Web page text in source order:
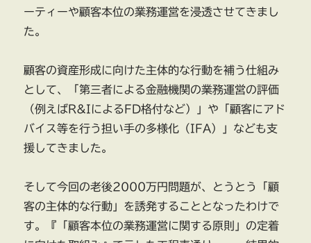
ーティーや顧客本位の業務運営を浸透させてきまし
た。
顧客の資産形成に向けた主体的な行動を補う仕組み
として、「第三者による金融機関の業務運営の評価
（例えばR&IによるFD格付など）」や「顧客にアド
バイス等を行う担い手の多様化（IFA）」なども支
援してきました。
そして今回の老後2000万円問題が、とうとう「顧
客の主体的な行動」を誘発することとなったわけで
す。『「顧客本位の業務運営に関する原則」の定着